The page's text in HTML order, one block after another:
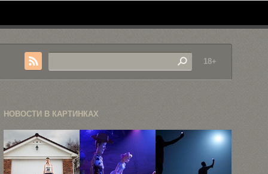
18+
НОВОСТИ В КАРТИНКАХ